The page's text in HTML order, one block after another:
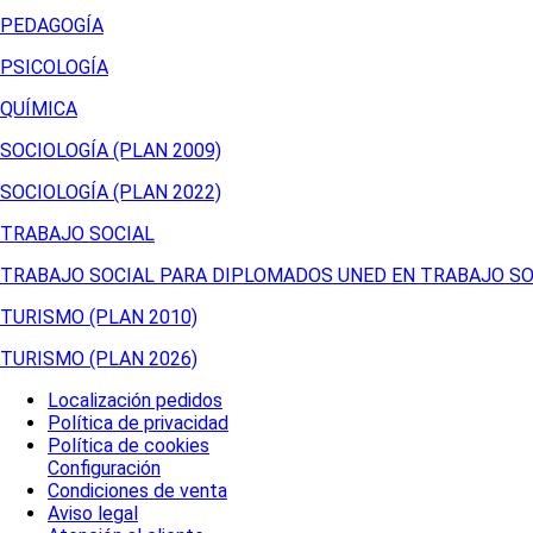
PEDAGOGÍA
PSICOLOGÍA
QUÍMICA
SOCIOLOGÍA (PLAN 2009)
SOCIOLOGÍA (PLAN 2022)
TRABAJO SOCIAL
TRABAJO SOCIAL PARA DIPLOMADOS UNED EN TRABAJO
TURISMO (PLAN 2010)
TURISMO (PLAN 2026)
Localización pedidos
Política de privacidad
Política de cookies
Configuración
Condiciones de venta
Aviso legal